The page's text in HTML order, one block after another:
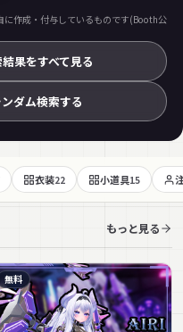
作成・付与しているものです(Booth公
果をすべて見る
ダム検索する
衣装22 小道具15
もっと見る
無料